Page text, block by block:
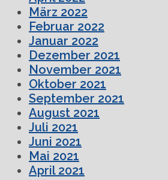
März 2022
Februar 2022
Januar 2022
Dezember 2021
November 2021
Oktober 2021
September 2021
August 2021
Juli 2021
Juni 2021
Mai 2021
April 2021